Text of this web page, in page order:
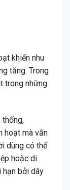
khiến nhu
tăng. Trong
trong những
thống,
hoạt mà vẫn
dùng có thể
hoặc di
hạn bởi dây